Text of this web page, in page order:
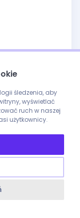
śledzenia, aby
wyświetlać
ruch w naszej
użytkownicy.